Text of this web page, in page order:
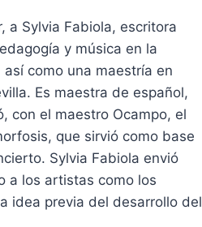
a Sylvia Fabiola, escritora
y música en la
como una maestría en
Es maestra de español,
con el maestro Ocampo, el
que sirvió como base
Sylvia Fabiola envió
a los artistas como los
idea previa del desarrollo del